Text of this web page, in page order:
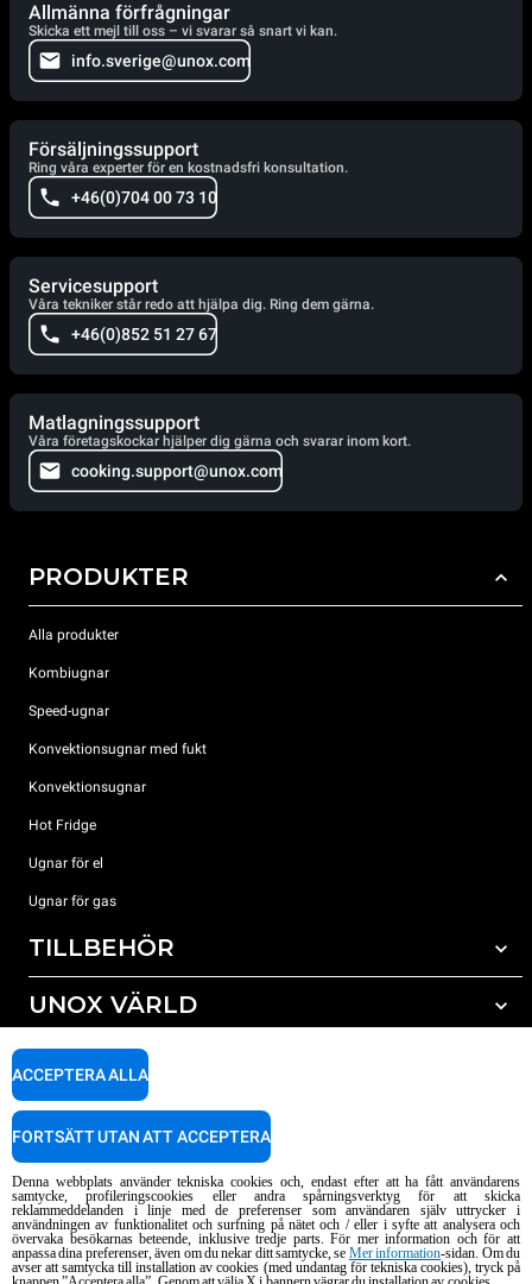
Allmänna förfrågningar
Skicka ett mejl till oss – vi svarar så snart vi kan.
info.sverige@unox.com
Försäljningssupport
Ring våra experter för en kostnadsfri konsultation.
+46(0)704 00 73 10
Servicesupport
Våra tekniker står redo att hjälpa dig. Ring dem gärna.
+46(0)852 51 27 67
Matlagningssupport
Våra företagskockar hjälper dig gärna och svarar inom kort.
cooking.support@unox.com
PRODUKTER
Alla produkter
Kombiugnar
Speed-ugnar
Konvektionsugnar med fukt
Konvektionsugnar
Hot Fridge
Ugnar för el
Ugnar för gas
TILLBEHÖR
Alla tillbehör
Rengöringsmedel för mauell rengöring
Vattenbehandling med omvänd osmosisk
UNOX VÄRLD
SUPPORT
HITTA SERVICECENTER
Copyright 2026 UNOX S.p.A. Alla rättigheter förbehållna. Reg. Imp. Padova n
° 04230750285 - REA Padova 372835 - Cap. Soc. 5.000.000 € iv - P.IVA / CF
AI Content Disclaimer Privacy policy Cookie policy
Denna webbplats använder tekniska cookies och, endast efter att ha fått användarens
samtycke, profileringscookies eller andra spårningsverktyg för att skicka
reklammeddelanden i linje med de preferenser som användaren själv uttrycker i
användningen av funktionalitet och surfning på nätet och / eller i syfte att analysera och
övervaka besökarnas beteende, inklusive tredje parts. För mer information och för att
anpassa dina preferenser, även om du nekar ditt samtycke, se Mer information-sidan. Om du
avser att samtycka till installation av cookies (med undantag för tekniska cookies), tryck på
ACCEPTERA ALLA
FORTSÄTT UTAN ATT ACCEPTERA